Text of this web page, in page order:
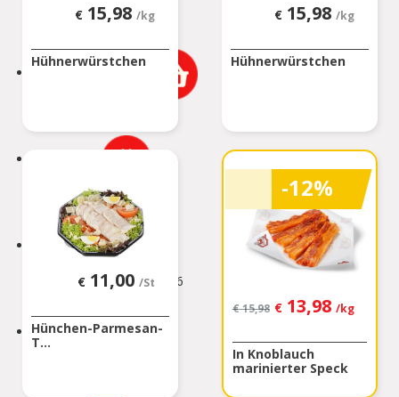
Rue des Corettes 5
Tiensesteenweg 1C
BIERBEEK
BINCHE
Rue Zéphirin Fontaine 76
BONCELLES
€ 15,98 /kg
Hühnerwürstchen
€ 15,98 /kg
Hühnerwürstchen
€ 11,00 /St
Hünchen-Parmesan-
T...
-12%
€15,98 €13,98 /kg
In Knoblauch
marinierter Speck